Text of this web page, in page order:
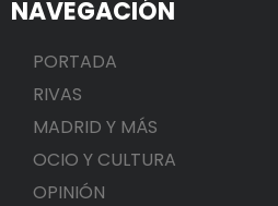
NAVEGACIÓN
PORTADA
RIVAS
MADRID Y MÁS
OCIO Y CULTURA
OPINIÓN